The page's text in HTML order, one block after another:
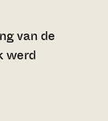
van de
werd